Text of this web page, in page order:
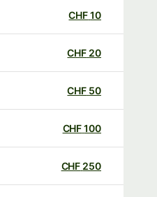
CHF
20
CHF
50
CHF
100
CHF
250
CHF